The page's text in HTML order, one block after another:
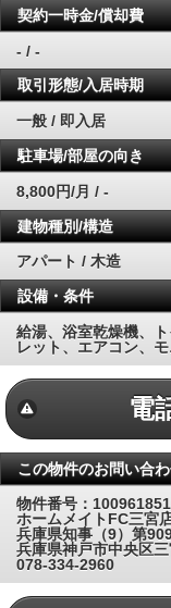
契約一時金/償却費
- / -
取引形態/入居時期
一般 / 即入居
駐車場/部屋の向き
8,800円/月 / -
建物種別/構造
アパート / 木造
設備・条件
給湯、浴室乾燥機、
レット、エアコン、
電
この物件のお問い合
物件番号：
ホームメイトFC三宮
兵庫県知事（9）第
兵庫県神戸市中央区
078-334-2960